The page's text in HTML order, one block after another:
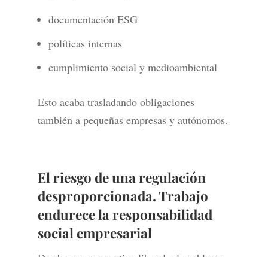
documentación ESG
políticas internas
cumplimiento social y medioambiental
Esto acaba trasladando obligaciones
también a pequeñas empresas y autónomos.
El riesgo de una regulación
desproporcionada. Trabajo
endurece la responsabilidad
social empresarial